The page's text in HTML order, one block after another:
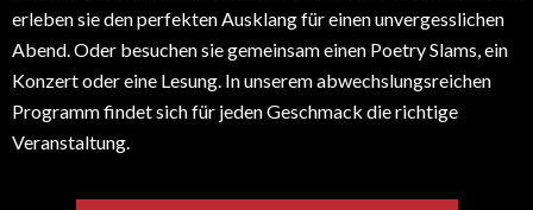
erleben sie den perfekten Ausklang für einen unvergesslichen
Abend. Oder besuchen sie gemeinsam einen Poetry Slams, ein
Konzert oder eine Lesung. In unserem abwechslungsreichen
Programm findet sich für jeden Geschmack die richtige
Veranstaltung.